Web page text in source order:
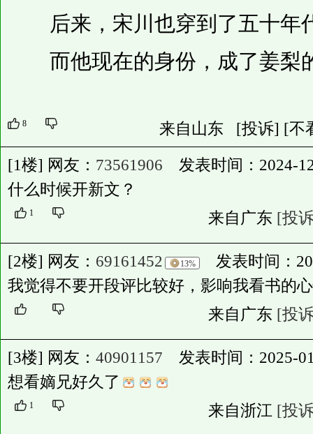
后来，宋川也穿到了五十年
而他现在的身份，成了姜梨
8 来自山东 [投诉] [不
[1楼] 网友： 73561906 发表时间：2024-
什么时候开新文？
1 来自广东 [投
[2楼] 网友： 69161452 13%
发表时间：
我觉得不要开段评比较好，影响我看书的
来自广东 [投
[3楼] 网友： 40901157 发表时间：2025-
想看嫡兄好久了
1 来自浙江 [投